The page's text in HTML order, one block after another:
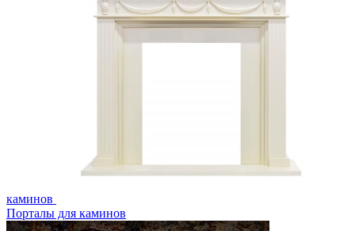
каминов
Порталы для каминов